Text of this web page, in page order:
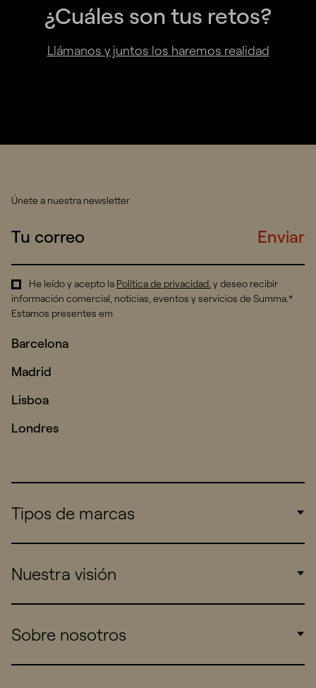
¿Cuáles son tus retos?
Llámanos y juntos los haremos realidad
Únete a nuestra newsletter
Enviar
He leído y acepto la Política de privacidad. y deseo recibir
información comercial, noticias, eventos y servicios de Summa.*
Estamos presentes em
Barcelona
Madrid
Lisboa
Londres
Tipos de marcas
Consumers
Startups
Nuestra visión
Work
Sobre nosotros